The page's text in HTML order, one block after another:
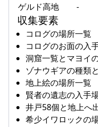
ゲルド高地
-
収集要素
コログの場所一覧
コログのお面の入
洞窟一覧とマヨイ
ゾナウギアの種類
地上絵の場所一覧
賢者の遺志の入手
井戸58個と地上へ
希少イワロックの